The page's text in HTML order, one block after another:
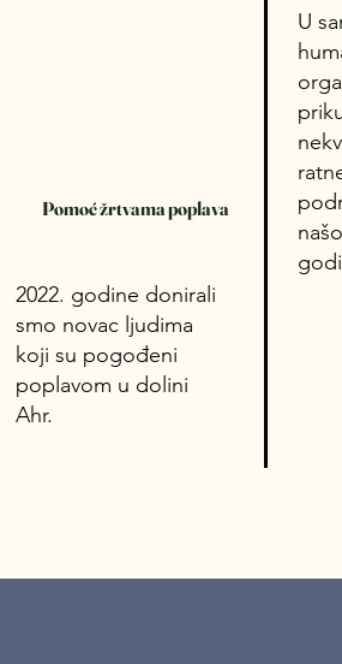
2022. godine donirali
smo novac ljudima
koji su pogođeni
poplavom u dolini
Ahr.
Pomoć žrtvama poplava
U